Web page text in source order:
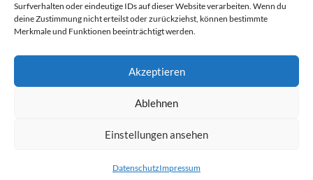
Surfverhalten oder eindeutige IDs auf dieser Website verarbeiten. Wenn du
deine Zustimmung nicht erteilst oder zurückziehst, können bestimmte
Merkmale und Funktionen beeinträchtigt werden.
Akzeptieren
Ablehnen
Einstellungen ansehen
DatenschutzImpressum
Datenschutzerklärung
© 2026 markus tigges | training and consulting